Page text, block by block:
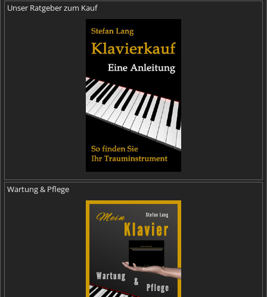
Unser Ratgeber zum Kauf
Wartung & Pflege